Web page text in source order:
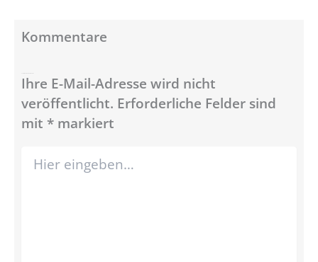
Kommentare
Ihre E-Mail-Adresse wird nicht
veröffentlicht. Erforderliche Felder sind
mit * markiert
eingeben…